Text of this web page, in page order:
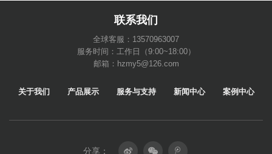
联系我们
全球客服：13570963007
服务时间：工作日（9:00~18:00）
邮箱：hzmy5@126.com
关于我们 产品展示 服务与支持 新闻中心 案例中心
分享：